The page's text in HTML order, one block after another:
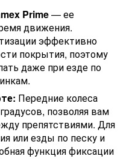
Prime— ее
движения.
эффективно
покрытия, поэтому
даже при езде по
Передние колеса
позволяя вам
препятствиями. Для
или езды по песку и
функция фиксации